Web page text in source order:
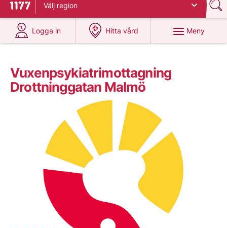
Till startsidan för 1177
Välj region
Logga in
på 1177.se
Hitta vård
på 1177.se
Meny
Vuxenpsykiatrimottagning
Drottninggatan Malmö